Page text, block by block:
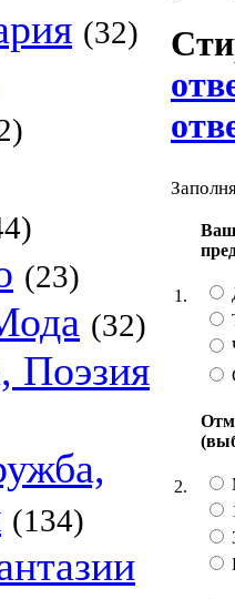
(32)
(23)
(32)
Поэзия
(134)
1.
2.